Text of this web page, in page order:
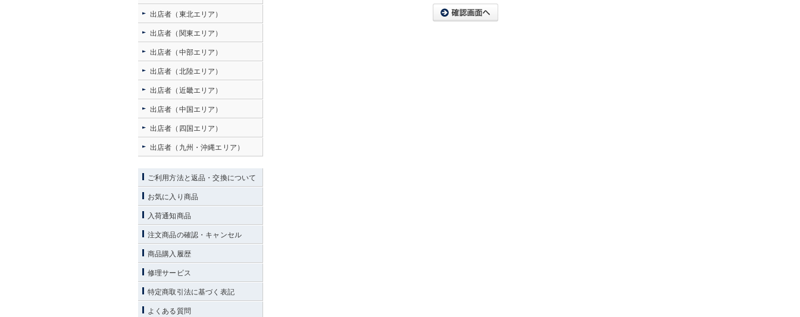
出店者（東北エリア）
出店者（関東エリア）
出店者（中部エリア）
出店者（北陸エリア）
出店者（近畿エリア）
出店者（中国エリア）
出店者（四国エリア）
出店者（九州・沖縄エリア）
ご利用方法と返品・交換について
お気に入り商品
入荷通知商品
注文商品の確認・キャンセル
商品購入履歴
修理サービス
特定商取引法に基づく表記
よくある質問